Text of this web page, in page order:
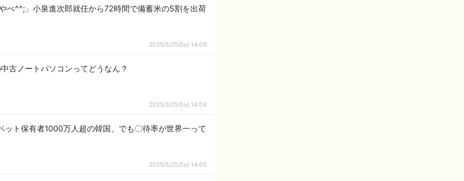
べ^^;」小泉進次郎就任から72時間で備蓄米の5割を出荷
2025/5/25(Su) 14:06
古ノートパソコンってどうなん？
2025/5/25(Su) 14:06
ット保有者1000万人超の韓国、でも〇待率が世界一って
2025/5/25(Su) 14:05